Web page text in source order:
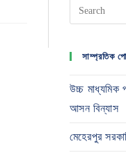
সাম্প্রতিক
উচ্চ মাধ্যমিক
আসন বিন্যাস
মেহেরপুর